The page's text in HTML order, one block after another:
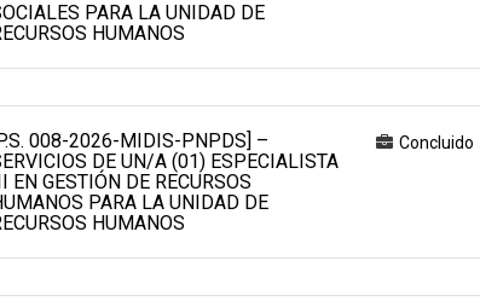
PARA LA UNIDAD DE
HUMANOS
008-2026-MIDIS-PNPDS] –
DE UN/A (01) ESPECIALISTA
EN GESTIÓN DE RECURSOS
PARA LA UNIDAD DE
HUMANOS
Concluido